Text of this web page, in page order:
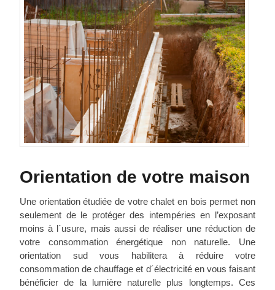
Orientation de votre maison
Une orientation étudiée de votre chalet en bois permet non
seulement de le protéger des intempéries en l’exposant
moins à l´usure, mais aussi de réaliser une réduction de
votre consommation énergétique non naturelle. Une
orientation sud vous habilitera à réduire votre
consommation de chauffage et d´électricité en vous faisant
bénéficier de la lumière naturelle plus longtemps. Ces